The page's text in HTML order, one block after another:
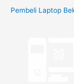
Pembeli Laptop